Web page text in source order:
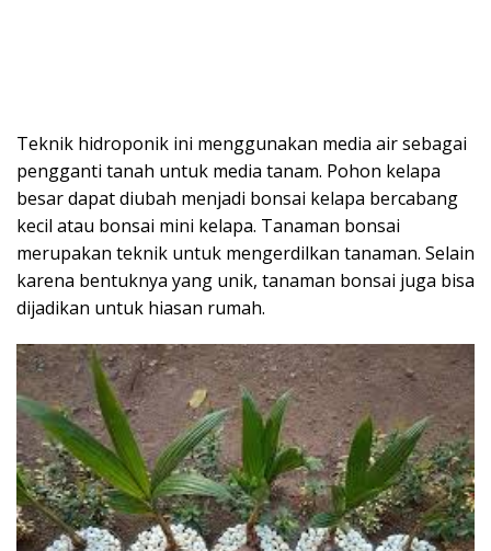
Teknik hidroponik ini menggunakan media air sebagai
pengganti tanah untuk media tanam. Pohon kelapa
besar dapat diubah menjadi bonsai kelapa bercabang
kecil atau bonsai mini kelapa. Tanaman bonsai
merupakan teknik untuk mengerdilkan tanaman. Selain
karena bentuknya yang unik, tanaman bonsai juga bisa
dijadikan untuk hiasan rumah.